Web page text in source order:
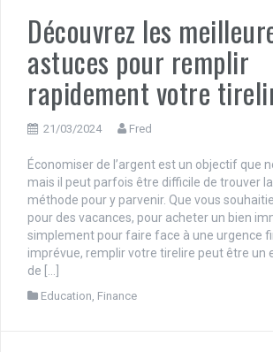
Découvrez les
astuces pour remplir
rapidement votre
21/03/2024 Fred
Économiser de l’argent est un objectif que
mais il peut parfois être difficile de trouver
méthode pour y parvenir. Que vous
pour des vacances, pour acheter un bien
simplement pour faire face à une urgence
imprévue, remplir votre tirelire peut être un
de […]
Education, Finance